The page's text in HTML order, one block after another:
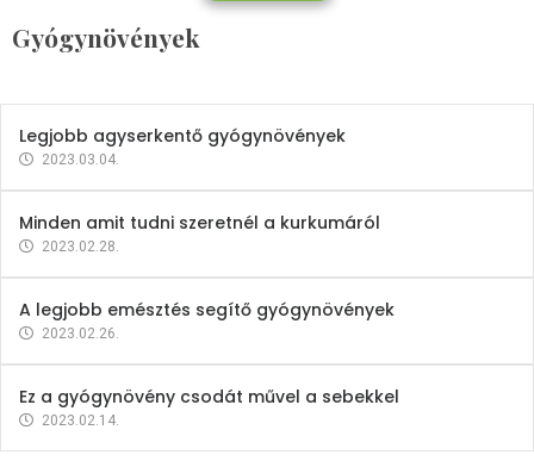
Gyógynövények
Mindent a petrezselyemről
2023.12.21.
Legjobb agyserkentő gyógynövények
2023.03.04.
Minden amit tudni szeretnél a kurkumáról
2023.02.28.
A legjobb emésztés segítő gyógynövények
2023.02.26.
Ez a gyógynövény csodát művel a sebekkel
2023.02.14.
Vitaminok